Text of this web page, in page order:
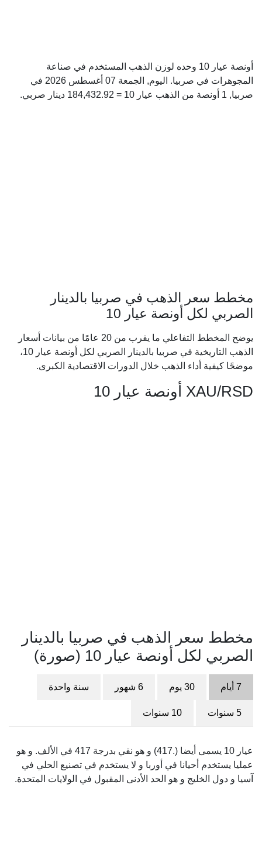
أونصة عيار 10 وحده لوزن الذهب المستخدم في صناعة
المجوهرات في صربيا. اليوم, الجمعة 07 أغسطس 2026 في
صربيا, 1 أونصة من الذهب عيار 10 = 184,432.92 دينار صربي.
مخطط سعر الذهب في صربيا بالدينار
الصربي لكل أونصة عيار 10
يوضح المخطط التفاعلي ما يقرب من 20 عامًا من بيانات أسعار
الذهب التاريخية في صربيا بالدينار الصربي لكل أونصة عيار 10،
موضحًا كيفية أداء الذهب خلال الدورات الاقتصادية الكبرى.
XAU/RSD أونصة عيار 10
مخطط سعر الذهب في صربيا بالدينار
الصربي لكل أونصة عيار 10 (صورة)
7 أيام 30 يوم 6 شهور سنة واحدة
5 سنوات 10 سنوات
عيار 10 يسمى أيضا (.417) و هو نقي بدرجة 417 في الألف. و هو
عمليا يستخدم أحيانا في أوربا و لا يستخدم في تصنيع الحلي في
آسيا و دول الخليج و هو الحد الأدنى المقبول في الولايات المتحدة.